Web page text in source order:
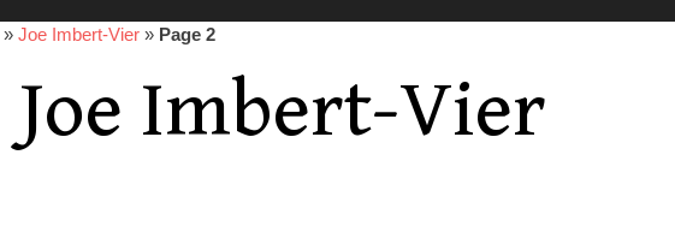
» Joe Imbert-Vier » Page 2
Joe Imbert-Vier